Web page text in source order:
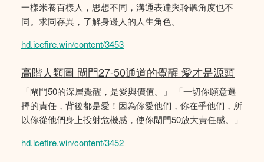
一樣米養百樣人，思想不同，溝通表達與聆聽角度也不
同。求同存異，了解身邊人的人生角色。
hd.icefire.win/content/3453
高階人類圖 閘門27-50通道的覺醒 愛才是源頭
「閘門50的深層覺醒，是愛與價值。」 「一切你願意選
擇的責任，背後都是愛！因為你愛他們，你在乎他們，所
以你從他們身上投射危機感，使你閘門50放大責任感。」
hd.icefire.win/content/3452